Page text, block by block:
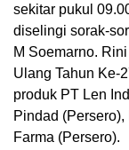
sekitar pukul
diselingi sorak-
M Soemarno.
Ulang Tahun Ke-
produk PT Len
Pindad
Farma (Persero).